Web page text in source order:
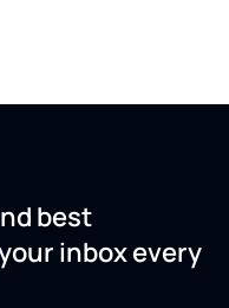
best
inbox every